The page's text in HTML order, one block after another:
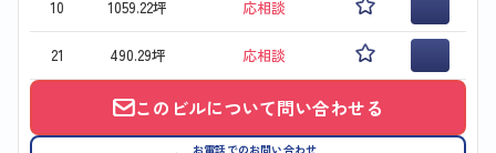
10 1059.22坪 応相談
21 490.29坪 応相談
このビルについて問い合わせる
お電話でのお問い合わせ